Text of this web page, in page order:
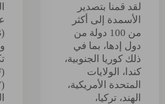
لقد قمنا بتصدير
الأسمدة إلى أكثر
من 100 دولة من
دول إدها، بما في
ذلك كوريا الجنوبية،
كندا، الولايات
المتحدة الأمريكية،
الهند، تركيا،